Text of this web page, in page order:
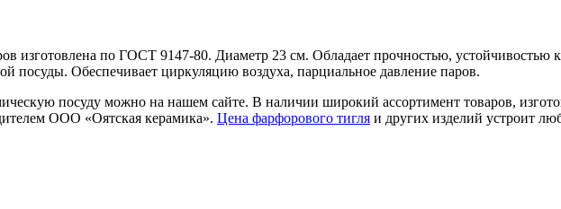
изготовлена по ГОСТ 9147-80. Диаметр 23 см. Обладает прочностью, устойчивостью
посуды. Обеспечивает циркуляцию воздуха, парциальное давление паров.
посуду можно на нашем сайте. В наличии широкий ассортимент товаров,
ООО «Оятская керамика». Цена фарфорового тигля и других изделий устроит